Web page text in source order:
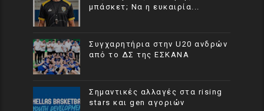
μπάσκετ; Να η ευκαιρία...
Συγχαρητήρια στην U20 ανδρών
από το ΔΣ της ΕΣΚΑΝΑ
Σημαντικές αλλαγές στα rising
stars και gen αγοριών